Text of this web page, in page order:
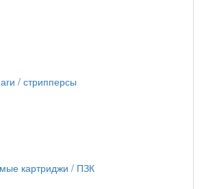
/ стрипперсы
картриджи / ПЗК